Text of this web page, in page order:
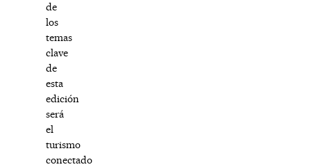
de
los
temas
clave
de
esta
edición
será
el
turismo
conectado